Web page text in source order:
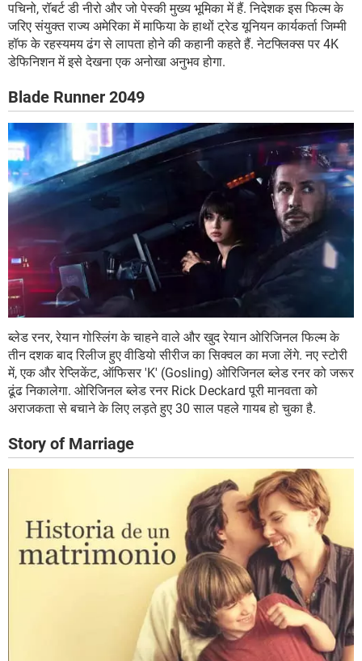
पचिनो, रॉबर्ट डी नीरो और जो पेस्की मुख्य भूमिका में हैं. निदेशक इस फिल्म के
जरिए संयुक्त राज्य अमेरिका में माफिया के हाथों ट्रेड यूनियन कार्यकर्ता जिम्मी
हॉफ के रहस्यमय ढंग से लापता होने की कहानी कहते हैं. नेटफ्लिक्स पर 4K
डेफिनिशन में इसे देखना एक अनोखा अनुभव होगा.
Blade Runner 2049
ब्लेड रनर, रेयान गोस्लिंग के चाहने वाले और खुद रेयान ओरिजिनल फिल्म के
तीन दशक बाद रिलीज हुए वीडियो सीरीज का सिक्वल का मजा लेंगे. नए स्टोरी
में, एक और रेप्लिकेंट, ऑफिसर 'K' (Gosling) ओरिजिनल ब्लेड रनर को जरूर
ढूंढ निकालेगा. ओरिजिनल ब्लेड रनर Rick Deckard पूरी मानवता को
अराजकता से बचाने के लिए लड़ते हुए 30 साल पहले गायब हो चुका है.
Story of Marriage